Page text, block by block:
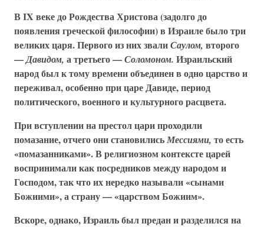
В IX веке до Рождества Христова (задолго до
появления греческой философии) в Израиле было три
великих царя. Первого из них звалиСаулом, второго
—Давидом, а третьего —Соломоном. Израильский
народ был к тому времени объединен в одно царство и
переживал, особенно при царе Давиде, период
политического, военного и культурного расцвета.
При вступлении на престол цари проходили
помазание, отчего они становилисьМессиями, то есть
«помазанниками». В религиозном контексте царей
воспринимали как посредников между народом и
Господом, так что их нередко называли «сынами
Божиими», а страну — «царством Божиим».
Вскоре, однако, Израиль был предан и разделился на